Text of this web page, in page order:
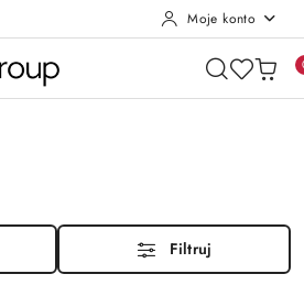
Moje konto
Filtruj